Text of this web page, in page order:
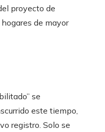
proyecto de
de mayor
se
este tiempo,
registro. Solo se